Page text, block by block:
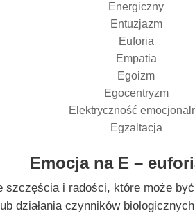
Energiczny
Entuzjazm
Euforia
Empatia
Egoizm
Egocentryzm
Elektryczność
Egzaltacja
Emocja na E –
szczęścia i radości, które może
działania czynników